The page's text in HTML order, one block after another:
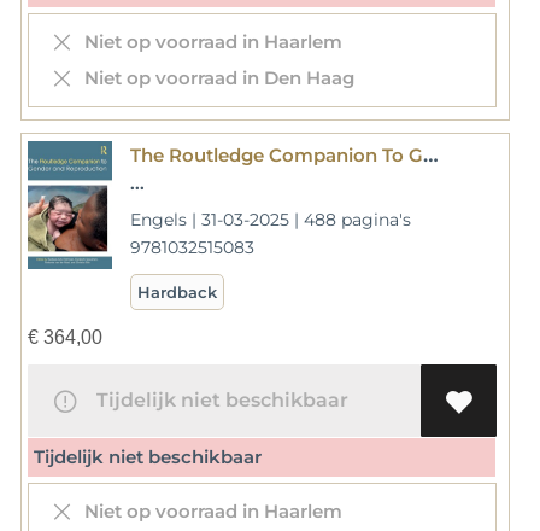
Niet op voorraad in Haarlem
Niet op voorraad in Den Haag
The Routledge Companion To Gender And Reproduction
...
Engels | 31-03-2025 | 488 pagina's
9781032515083
Hardback
€364,00
Tijdelijk niet beschikbaar
Tijdelijk niet beschikbaar
Niet op voorraad in Haarlem